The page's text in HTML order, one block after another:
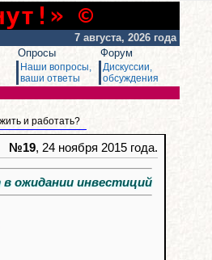
©
7 августа, 2026 года
Опросы
Наши вопросы,
ваши ответы
Форум
Дискуссии,
обсуждения
и работать?
№19, 24 ноября 2015 года.
ожидании инвестиций